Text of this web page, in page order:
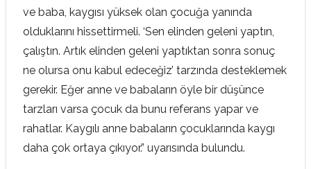
ve baba, kaygısı yüksek olan çocuğa yanında
olduklarını hissettirmeli. ‘Sen elinden geleni yaptın,
çalıştın. Artık elinden geleni yaptıktan sonra sonuç
ne olursa onu kabul edeceğiz’ tarzında desteklemek
gerekir. Eğer anne ve babaların öyle bir düşünce
tarzları varsa çocuk da bunu referans yapar ve
rahatlar. Kaygılı anne babaların çocuklarında kaygı
daha çok ortaya çıkıyor.” uyarısında bulundu.